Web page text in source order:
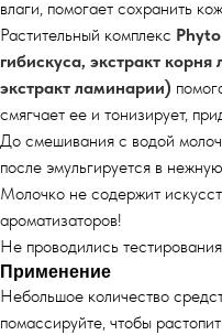
влаги, помогает сохранить
Растительный комплекс
гибискуса, экстракт
экстракт ламинарии)
смягчает ее и тонизирует,
До смешивания с водой
после эмульгируется в
Молочко не содержит
ароматизаторов!
Не проводились
Применение
Небольшое количество
помассируйте, чтобы